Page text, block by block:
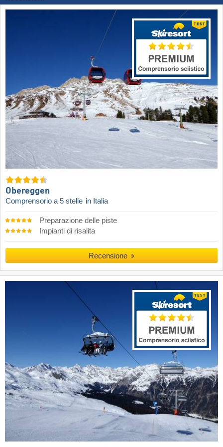
Obereggen
Comprensorio a 5 stelle in Italia
Preparazione delle piste
Impianti di risalita
Recensione